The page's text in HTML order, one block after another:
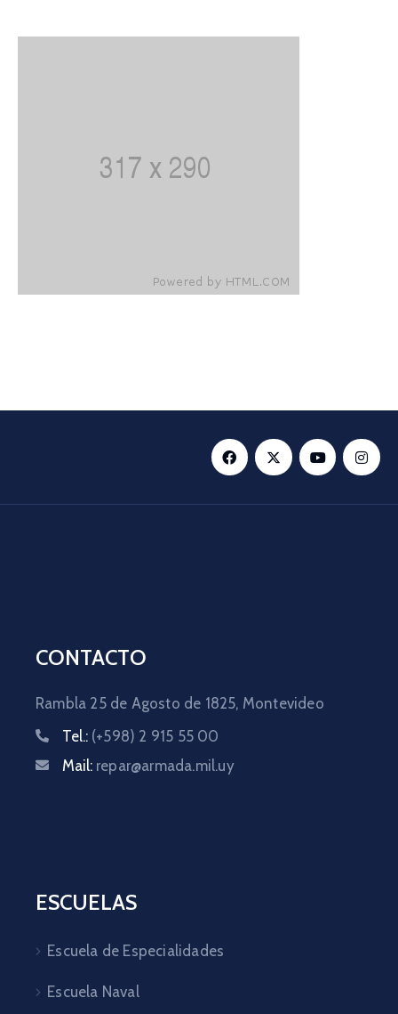
CONTACTO
Rambla 25 de Agosto de 1825, Montevideo
Tel.: (+598) 2 915 55 00
Mail: repar@armada.mil.uy
ESCUELAS
Escuela de Especialidades
Escuela Naval